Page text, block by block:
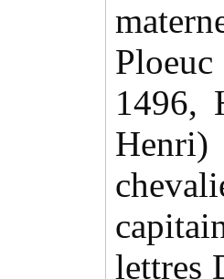
1496,
lettres